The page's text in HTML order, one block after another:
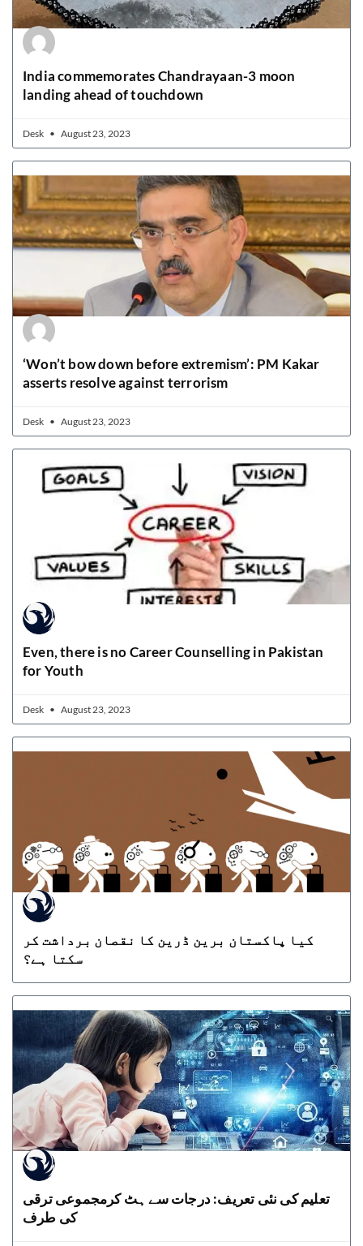
India commemorates Chandrayaan-3 moon
landing ahead of touchdown
Desk August 23, 2023
‘Won’t bow down before extremism’: PM Kakar
asserts resolve against terrorism
Desk August 23, 2023
Even, there is no Career Counselling in Pakistan
for Youth
Desk August 23, 2023
کیا پاکستان برین ڈرین کا نقصان برداشت کر
سکتا ہے؟
تعلیم کی نئی تعریف: درجات سے ہٹ کرمجموعی ترقی
کی طرف